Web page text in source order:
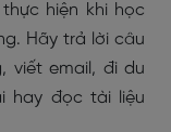
hiện khi học
Hãy trả lời câu
viết email, đi du
hay đọc tài liệu